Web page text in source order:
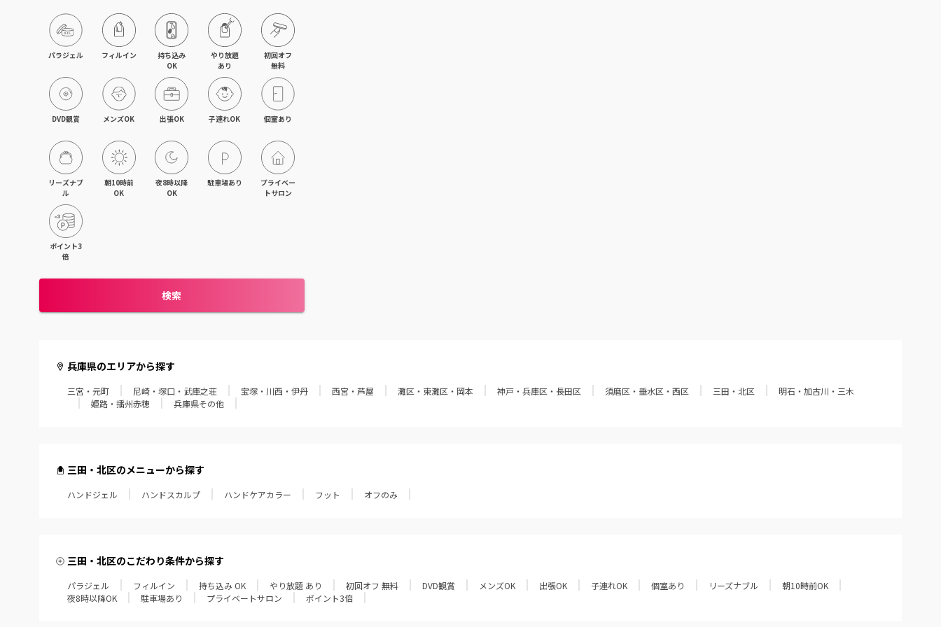
パラジェル フィルイン
持ち込み
OK
やり放題
あり
初回オフ
無料
DVD観賞 メンズOK 出張OK 子連れOK 個室あり
リーズナブ
ル
朝10時前
OK
夜8時以降
OK
駐車場あり
プライベー
トサロン
ポイント3
倍
検索
兵庫県のエリアから探す
三宮・元町 尼崎・塚口・武庫之荘 宝塚・川西・伊丹 西宮・芦屋 灘区・東灘区・岡本 神戸・兵庫区・長田区 須磨区・垂水区・西区 三田・北区
明石・加古川・三木
姫路・播州赤穂
兵庫県その他
三田・北区のメニューから探す
ハンドジェル ハンドスカルプ ハンドケアカラー フット オフのみ
三田・北区のこだわり条件から探す
パラジェル フィルイン 持ち込み OK やり放題 あり 初回オフ 無料 DVD観賞 メンズOK 出張OK 子連れOK 個室あり リーズナブル
朝10時前OK
夜8時以降OK
駐車場あり プライベートサロン ポイント3倍